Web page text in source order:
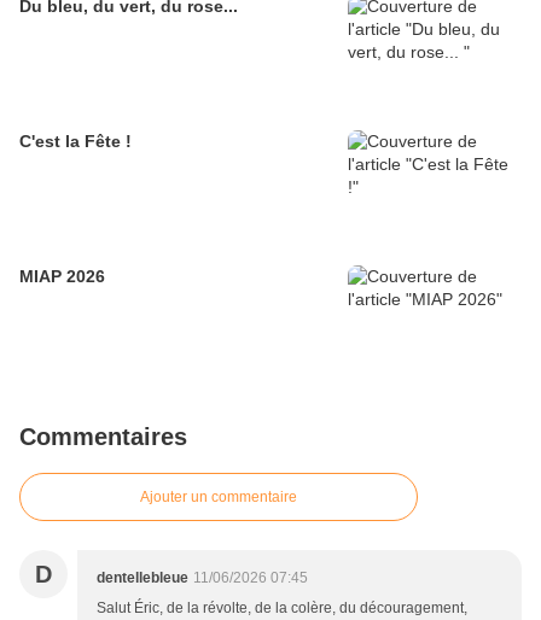
Du bleu, du vert, du rose...
C'est la Fête !
MIAP 2026
Commentaires
Ajouter un commentaire
D dentellebleue 11/06/2026 07:45
Salut Éric, de la révolte, de la colère, du découragement,